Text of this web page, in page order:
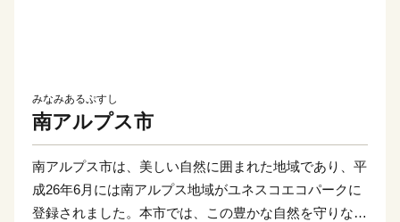
みなみあるぷすし
南アルプス市
南アルプス市は、美しい自然に囲まれた地域であり、平
成26年6月には南アルプス地域がユネスコエコパークに
登録されました。本市では、この豊かな自然を守りなが